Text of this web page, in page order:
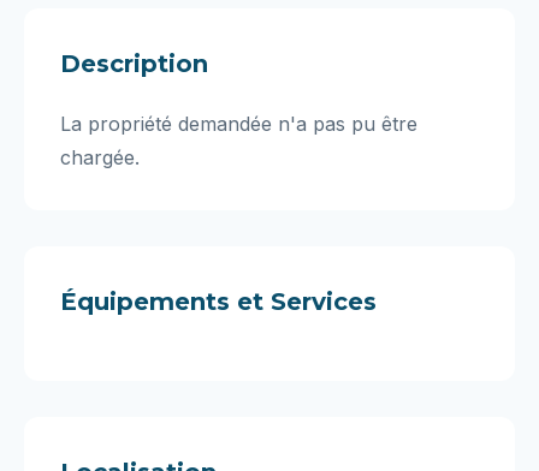
Description
La propriété demandée n'a pas pu être
chargée.
Équipements et Services